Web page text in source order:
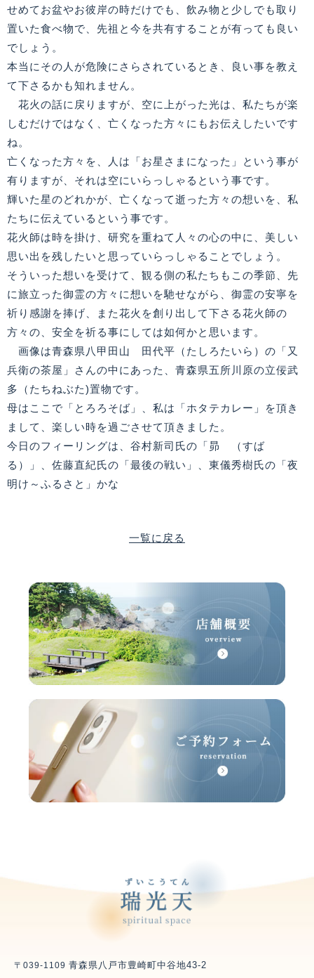
せめてお盆やお彼岸の時だけでも、飲み物と少しでも取り
置いた食べ物で、先祖と今を共有することが有っても良い
でしょう。
本当にその人が危険にさらされているとき、良い事を教え
て下さるかも知れません。
花火の話に戻りますが、空に上がった光は、私たちが楽
しむだけではなく、亡くなった方々にもお伝えしたいです
ね。
亡くなった方々を、人は「お星さまになった」という事が
有りますが、それは空にいらっしゃるという事です。
輝いた星のどれかが、亡くなって逝った方々の想いを、私
たちに伝えているという事です。
花火師は時を掛け、研究を重ねて人々の心の中に、美しい
思い出を残したいと思っていらっしゃることでしょう。
そういった想いを受けて、観る側の私たちもこの季節、先
に旅立った御霊の方々に想いを馳せながら、御霊の安寧を
祈り感謝を捧げ、また花火を創り出して下さる花火師の
方々の、安全を祈る事にしては如何かと思います。
画像は青森県八甲田山 田代平（たしろたいら）の「又
兵衛の茶屋」さんの中にあった、青森県五所川原の立佞武
多（たちねぶた)置物です。
母はここで「とろろそば」、私は「ホタテカレー」を頂き
まして、楽しい時を過ごさせて頂きました。
今日のフィーリングは、谷村新司氏の「昴 （すば
る）」、佐藤直紀氏の「最後の戦い」、東儀秀樹氏の「夜
明け～ふるさと」かな
一覧に戻る
〒039-1109 青森県八戸市豊崎町中谷地43-2